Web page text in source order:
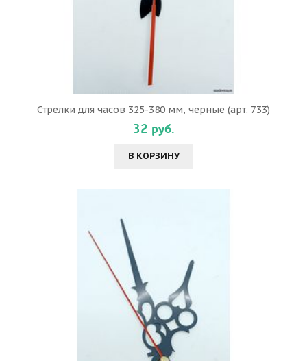
Стрелки для часов 325-380 мм, черные (арт. 733)
32 руб.
В КОРЗИНУ